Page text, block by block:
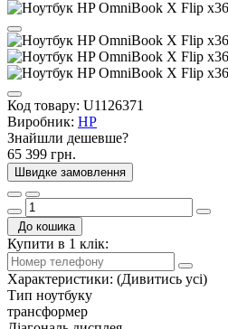
Код товару: U1126371
Виробник: HP
Знайшли дешевше?
65 399 грн.
Швидке замовлення
До кошика
Купити в 1 клік:
Характеристики: (Дивитись усі)
Тип ноутбуку
трансформер